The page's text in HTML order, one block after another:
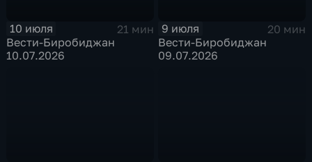
10 июля
21 мин
Вести-Биробиджан
10.07.2026
9 июля
20 мин
Вести-Биробиджан
09.07.2026